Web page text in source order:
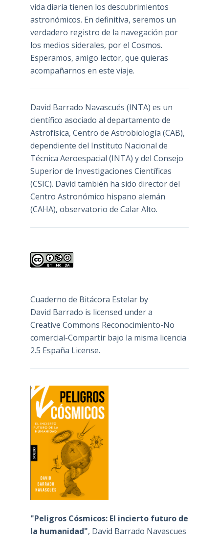
vida diaria tienen los descubrimientos
astronómicos. En definitiva, seremos un
verdadero registro de la navegación por
los medios siderales, por el Cosmos.
Esperamos, amigo lector, que quieras
acompañarnos en este viaje.
David Barrado Navascués (INTA) es un
científico asociado al departamento de
Astrofísica, Centro de Astrobiología (CAB),
dependiente del Instituto Nacional de
Técnica Aeroespacial (INTA) y del Consejo
Superior de Investigaciones Científicas
(CSIC). David también ha sido director del
Centro Astronómico hispano alemán
(CAHA), observatorio de Calar Alto.
Cuaderno de Bitácora Estelarby
David Barrado is licensed under a
Creative Commons Reconocimiento-No
comercial-Compartir bajo la misma licencia
2.5 España License.
"Peligros Cósmicos: El incierto futuro de
la humanidad", David Barrado Navascues